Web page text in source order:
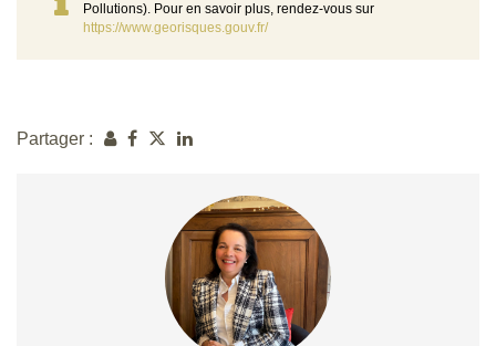
Pollutions). Pour en savoir plus, rendez-vous sur
https://www.georisques.gouv.fr/
Partager :